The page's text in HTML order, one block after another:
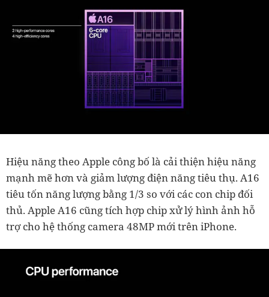
Hiệu năng theo Apple công bố là cải thiện hiệu năng
mạnh mẽ hơn và giảm lượng điện năng tiêu thụ. A16
tiêu tốn năng lượng bằng 1/3 so với các con chip đối
thủ. Apple A16 cũng tích hợp chip xử lý hình ảnh hỗ
trợ cho hệ thống camera 48MP mới trên iPhone.